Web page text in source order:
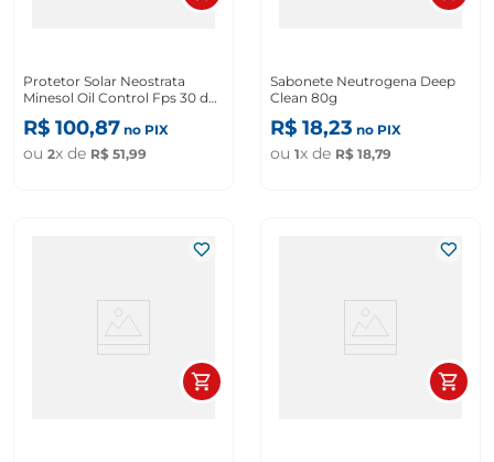
Protetor Solar Neostrata
Minesol Oil Control Fps 30 de
40g
R$ 100,87 no PIX
ou 2x de R$ 51,99
Sabonete Neutrogena Deep
Clean 80g
R$ 18,23 no PIX
ou 1x de R$ 18,79